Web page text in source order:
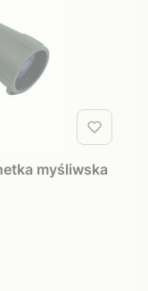
myśliwska